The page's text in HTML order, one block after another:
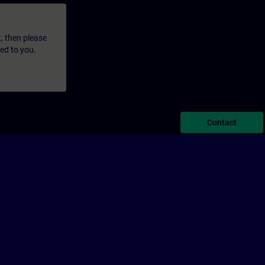
then please
to you.
Contact